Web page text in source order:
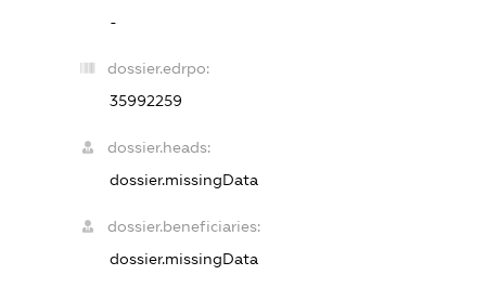
-
dossier.edrpo:
35992259
dossier.heads:
dossier.missingData
dossier.beneficiaries:
dossier.missingData